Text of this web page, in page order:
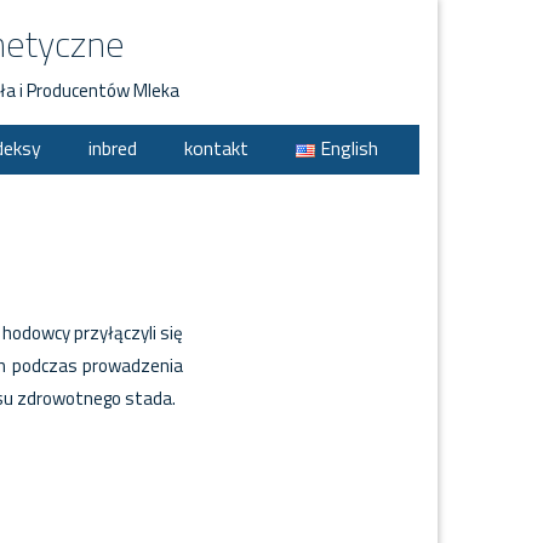
i Producentów Mleka
inbred kontakt English
przyłączyli się
podczas prowadzenia
zdrowotnego stada.